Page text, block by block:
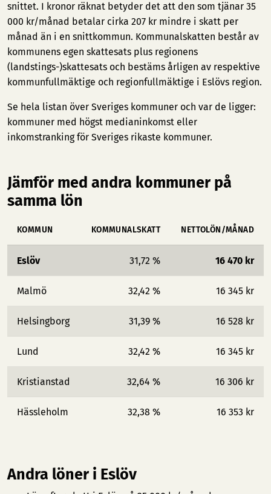
snittet. I kronor räknat betyder det att den som tjänar 35
000 kr/månad betalar cirka 207 kr mindre i skatt per
månad än i en snittkommun. Kommunalskatten består av
kommunens egen skattesats plus regionens
(landstings-)skattesats och bestäms årligen av respektive
kommunfullmäktige och regionfullmäktige i Eslövs region.
Se hela listan över Sveriges kommuner och var de ligger:
kommuner med högst medianinkomst eller
inkomstranking för Sveriges rikaste kommuner.
Jämför med andra kommuner på
samma lön
KOMMUN KOMMUNALSKATT NETTOLÖN/MÅNAD
Eslöv 31,72 % 16 470 kr
Malmö 32,42 % 16 345 kr
Helsingborg 31,39 % 16 528 kr
Lund 32,42 % 16 345 kr
Kristianstad 32,64 % 16 306 kr
Hässleholm 32,38 % 16 353 kr
Andra löner i Eslöv